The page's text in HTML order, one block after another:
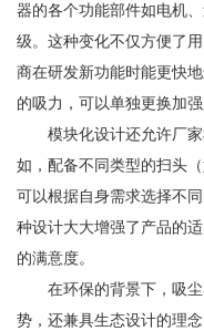
器的各个功能部件如电机
级。这种变化不仅方便了
商在研发新功能时能更快
的吸力，可以单独更换加
模块化设计还允许厂
如，配备不同类型的扫头
可以根据自身需求选择不
种设计大大增强了产品的
的满意度。
在环保的背景下，吸
势，还兼具生态设计的理